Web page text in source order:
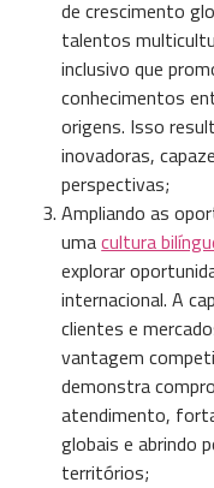
de crescimento
talentos
inclusivo que
conhecimentos
origens. Isso
inovadoras,
perspectivas;
Ampliando as
umacultura
explorar
internacional. A
clientes e
vantagem
demonstra
atendimento,
globais e abrindo
territórios;